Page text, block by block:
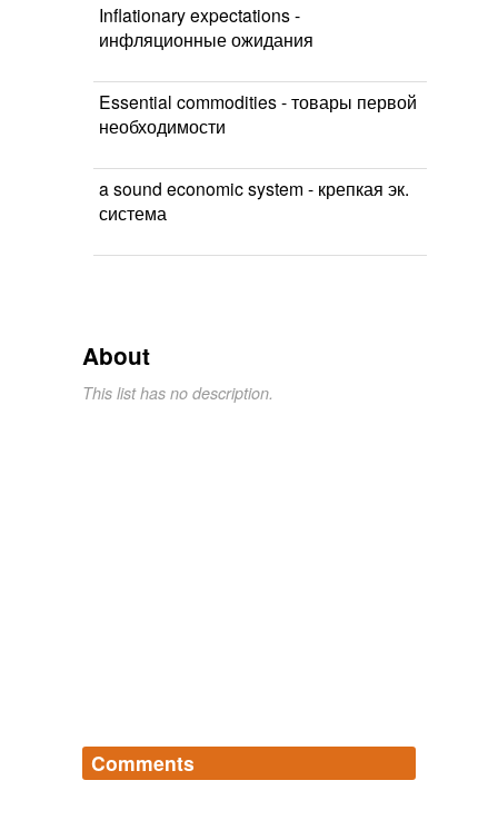
Inflationary expectations -
инфляционные ожидания
Essential commodities - товары первой
необходимости
a sound economic system - крепкая эк.
система
About
This list has no description.
Comments